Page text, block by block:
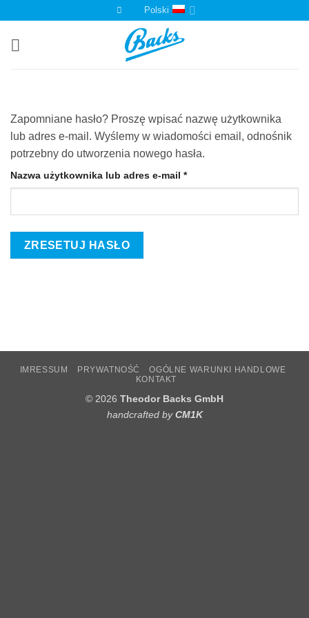
zawartości
Polski
Zapomniane hasło? Proszę wpisać nazwę użytkownika
lub adres e-mail. Wyślemy w wiadomości email, odnośnik
potrzebny do utworzenia nowego hasła.
Nazwa użytkownika lub adres e-mail *Wymagane
ZRESETUJ HASŁO
IMRESSUM PRYWATNOŚĆ
OGÓLNE WARUNKI HANDLOWE
KONTAKT
© 2026 Theodor Backs GmbH
handcrafted byCM1K